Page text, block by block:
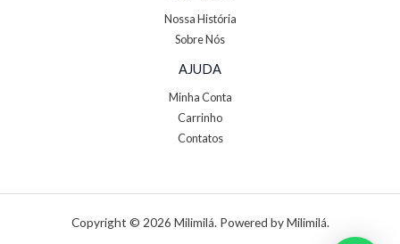
Nossa História
Sobre Nós
AJUDA
Minha Conta
Carrinho
Contatos
Copyright © 2026 Milimilá. Powered by Milimilá.